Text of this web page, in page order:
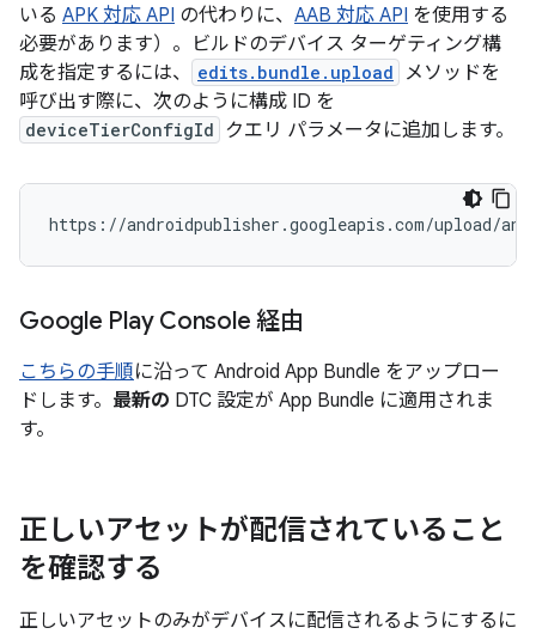
いる APK 対応 API の代わりに、 AAB 対応 API を使用する
必要があります）。ビルドのデバイス ターゲティング構
成を指定するには、
edits.bundle.upload
メソッドを
呼び出す際に、次のように構成 ID を
deviceTierConfigId クエリ パラメータに追加します。
Google Play Console 経由
こちらの手順に沿って Android App Bundle をアップロー
ドします。 最新の DTC 設定が App Bundle に適用されま
す。
正しいアセットが配信されていること
を確認する
正しいアセットのみがデバイスに配信されるようにするに